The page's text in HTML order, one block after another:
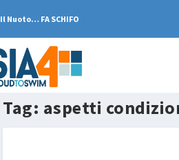
Il Nuoto… FA SCHIFO
Tag: aspetti